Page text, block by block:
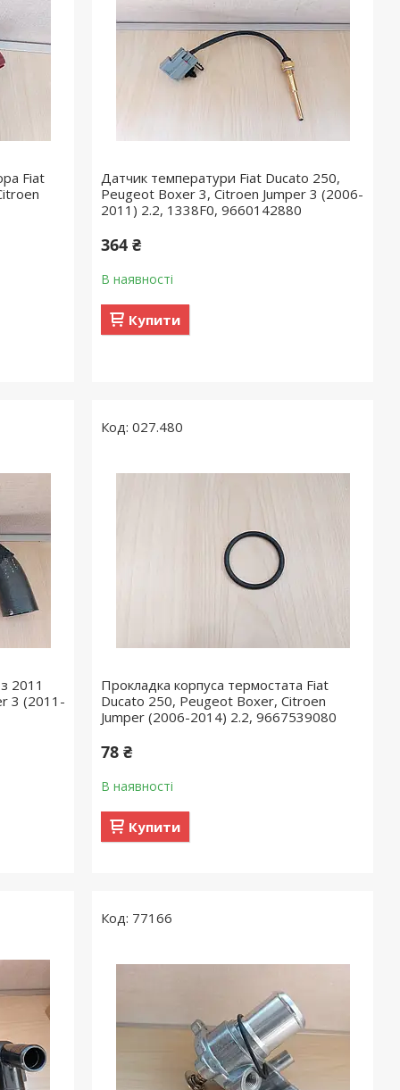
Fiat
Датчик температури Fiat Ducato 250,
Peugeot Boxer 3, Citroen Jumper 3 (2006-
2011) 2.2, 1338F0, 9660142880
364 ₴
В наявності
Купити
2011
3 (2011-
027.480
Прокладка корпуса термостата Fiat
Ducato 250, Peugeot Boxer, Citroen
Jumper (2006-2014) 2.2, 9667539080
78 ₴
В наявності
Купити
77166